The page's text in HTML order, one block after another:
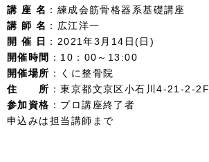
講 座 名 ：練成会筋骨格器系基礎講座
講 師 名 ：広江洋一
開 催 日 ：2021年3月14日(日)
開催時間 ：10：00～13:00
開催場所 ：くに整骨院
住 所 ：東京都文京区小石川4-21-2-2F
参加資格 ：プロ講座終了者
申込みは担当講師まで